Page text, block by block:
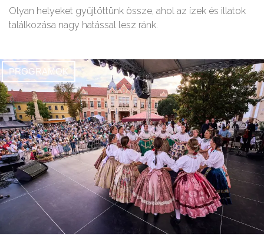
Olyan helyeket gyűjtöttünk össze, ahol az ízek és illatok
találkozása nagy hatással lesz ránk.
PROGRAMOK